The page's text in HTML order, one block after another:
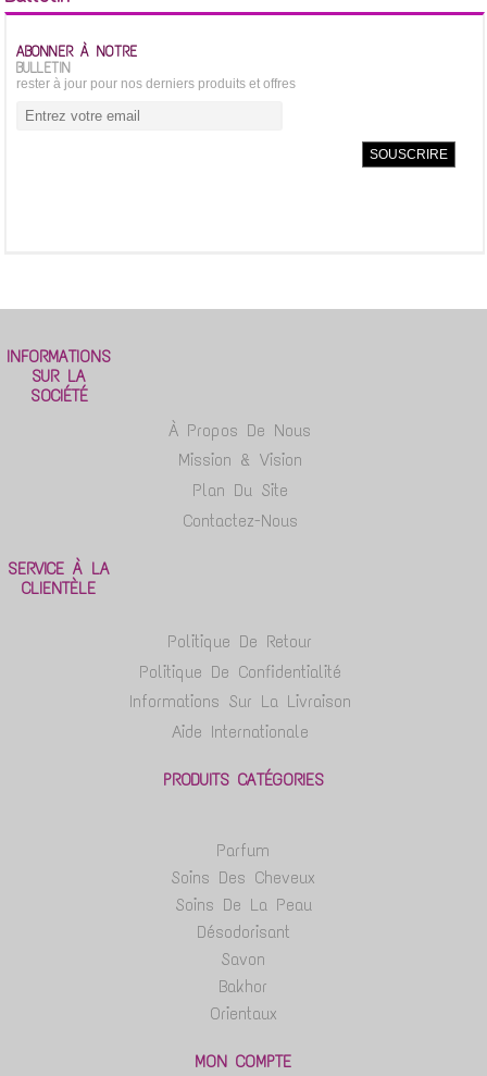
ABONNER À NOTRE
BULLETIN
rester à jour pour nos derniers produits et offres
INFORMATIONS
SUR LA
SOCIÉTÉ
À Propos De Nous
Mission & Vision
Plan Du Site
Contactez-Nous
SERVICE À LA
CLIENTÈLE
Politique De Retour
Politique De Confidentialité
Informations Sur La Livraison
Aide Internationale
PRODUITS CATÉGORIES
Parfum
Soins Des Cheveux
Soins De La Peau
Désodorisant
Savon
Bakhor
Orientaux
MON COMPTE